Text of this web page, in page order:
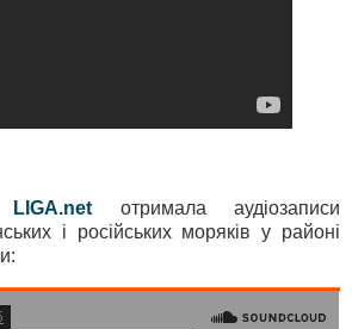
LIGA.net отримала аудіозаписи
і російських моряків у районі